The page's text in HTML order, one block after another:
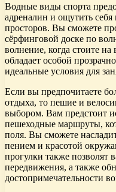
Водные виды спорта
адреналин и ощутить
просторов. Вы сможете
сёрфинговой доске по
волнение, когда стоите
обладает особой
идеальные условия для
Если вы предпочитаете
отдыха, то пешие и
выбором. Вам предстоит
пешеходные маршруты,
поля. Вы сможете
пением и красотой
прогулки также позволят
передвижения, а также
достопримечательности